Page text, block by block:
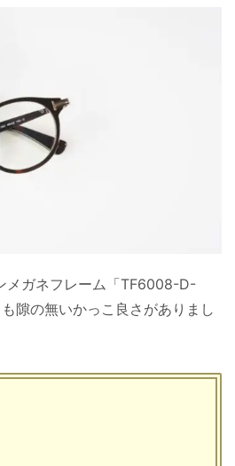
メガネフレーム「TF6008-D-
隙の無いかっこ良さがありまし